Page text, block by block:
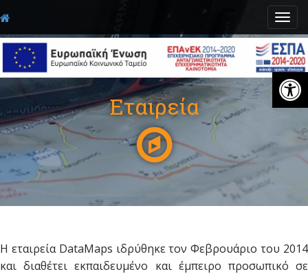
Open toolbar
M
a
i
m
e
n
u
k
i
o
c
o
n
e
n
t
Εταιρεία
Η εταιρεία DataMaps ιδρύθηκε τον Φεβρουάριο του 2014
και διαθέτει εκπαιδευμένο και έμπειρο προσωπικό σε